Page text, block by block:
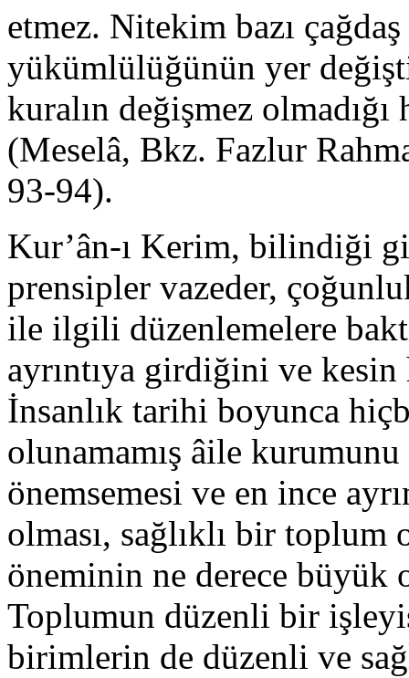
etmez. Nitekim bazı
yükümlülüğünün yer
kuralın değişmez
(Meselâ, Bkz. Fazlur
93-94).
Kur’ân-ı Kerim, bilindiği
prensipler vazeder,
ile ilgili düzenlemelere
ayrıntıya girdiğini ve
İnsanlık tarihi boyunca
olunamamış âile kurumunu
önemsemesi ve en ince
olması, sağlıklı bir toplum
öneminin ne derece büyük
Toplumun düzenli bir
birimlerin de düzenli ve